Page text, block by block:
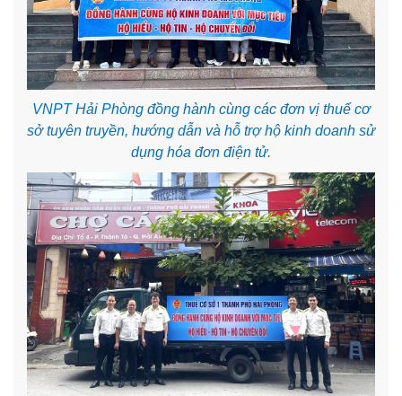
VNPT Hải Phòng đồng hành cùng các đơn vị thuế cơ
sở tuyên truyền, hướng dẫn và hỗ trợ hộ kinh doanh sử
dụng hóa đơn điện tử.